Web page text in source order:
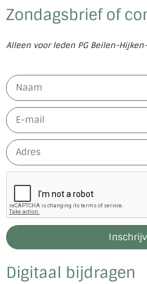
Digitaal bijdragen
Zondagsbrief of
Alleen voor leden PG Beilen-